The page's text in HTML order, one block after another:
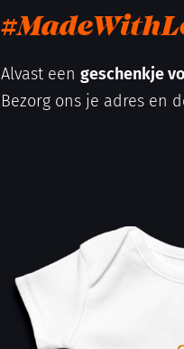
Alvast eengeschenkje
Bezorg ons je adres en